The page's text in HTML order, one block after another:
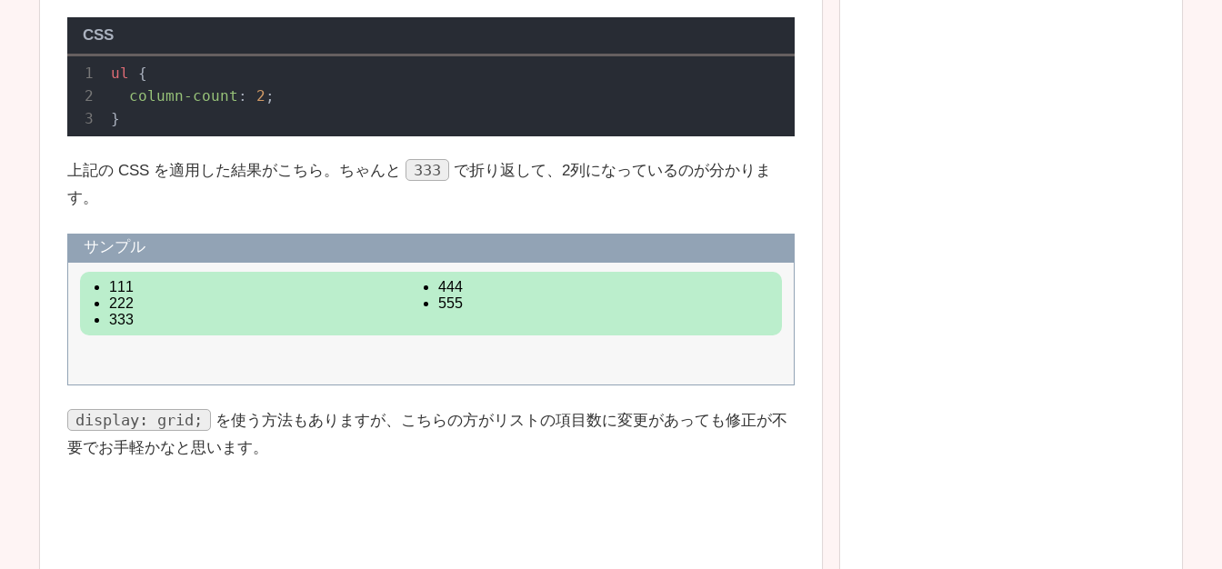
CSS
ul
{
column-count : 2 ;
}
上記の CSS を適用した結果がこちら。ちゃんと 333
で折り返して、2列になっているのが分かりま
す。
サンプル
display: grid;
を使う方法もありますが、こちらの方がリストの項目数に変更があっても修正が不
要でお手軽かなと思います。